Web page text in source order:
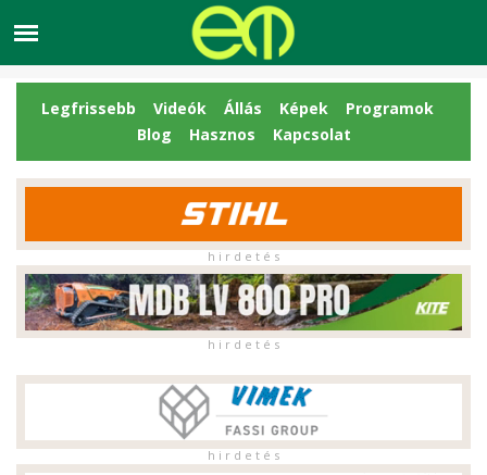
Legfrissebb Videók Állás Képek
Programok
Blog
Hasznos Kapcsolat
h i r d e t é s
h i r d e t é s
h i r d e t é s